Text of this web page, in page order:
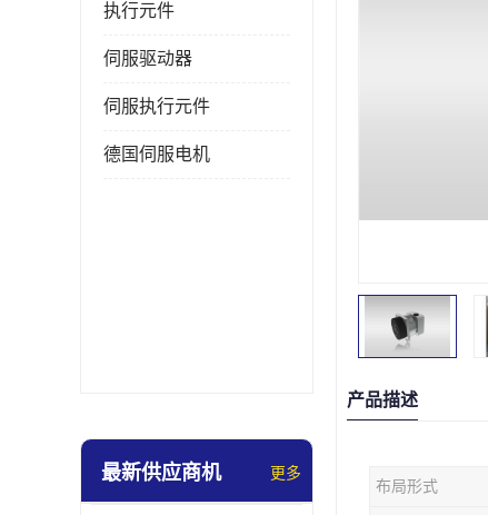
执行元件
伺服驱动器
伺服执行元件
德国伺服电机
最新供应商机 更多
产品描述
布局形式